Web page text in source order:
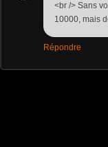
<br /> Sans
10000, mais
Répondre